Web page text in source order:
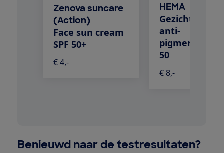
Zenova suncare
(Action)
Face sun cream
SPF 50+
€ 4,-
HEMA
anti-
pigmentatie
50
€ 8,-
Benieuwd naar de testresultaten?